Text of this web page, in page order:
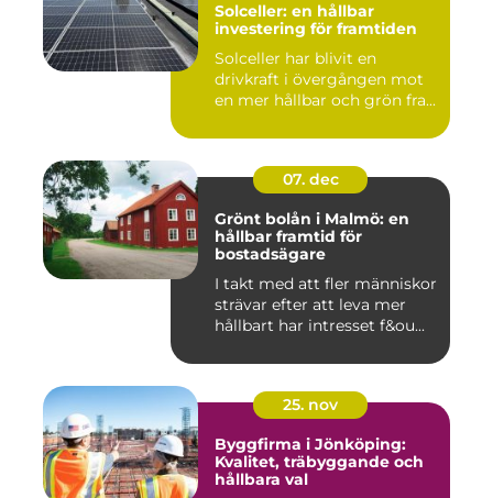
Solceller: en hållbar
investering för framtiden
Solceller har blivit en
drivkraft i övergången mot
en mer hållbar och grön fra...
07. dec
Grönt bolån i Malmö: en
hållbar framtid för
bostadsägare
I takt med att fler människor
strävar efter att leva mer
hållbart har intresset f&ou...
25. nov
Byggfirma i Jönköping:
Kvalitet, träbyggande och
hållbara val